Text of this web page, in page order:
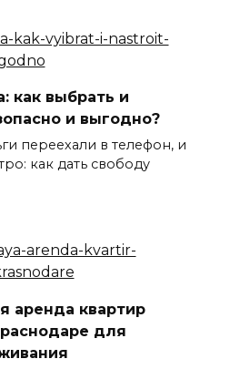
как выбрать и
и выгодно?
переехали в телефон, и
как дать свободу
аренда квартир
для